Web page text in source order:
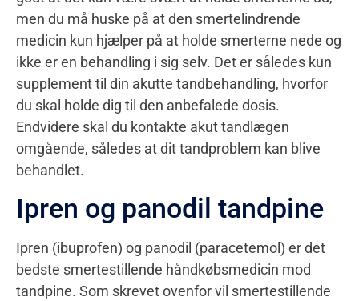
men du må huske på at den smertelindrende
medicin kun hjælper på at holde smerterne nede og
ikke er en behandling i sig selv. Det er således kun
supplement til din akutte tandbehandling, hvorfor
du skal holde dig til den anbefalede dosis.
Endvidere skal du kontakte akut tandlægen
omgående, således at dit tandproblem kan blive
behandlet.
Ipren og panodil tandpine
Ipren (ibuprofen) og panodil (paracetemol) er det
bedste smertestillende håndkøbsmedicin mod
tandpine. Som skrevet ovenfor vil smertestillende